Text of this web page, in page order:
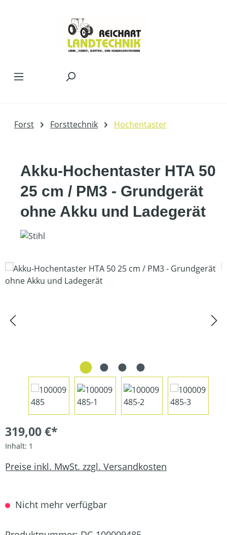
Forst Forsttechnik Hochentaster
Akku-Hochentaster HTA 50
25 cm / PM3 - Grundgerät
ohne Akku und Ladegerät
Bildergalerie überspringen
319,00 €*
Inhalt: 1
Preise inkl. MwSt. zzgl. Versandkosten
Nicht mehr verfügbar